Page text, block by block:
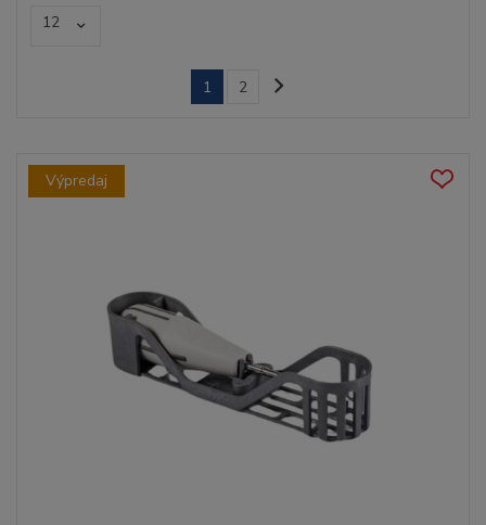
12
1 2
Výpredaj